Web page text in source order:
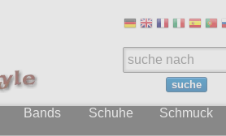
suche
Bands Schuhe Schmuck